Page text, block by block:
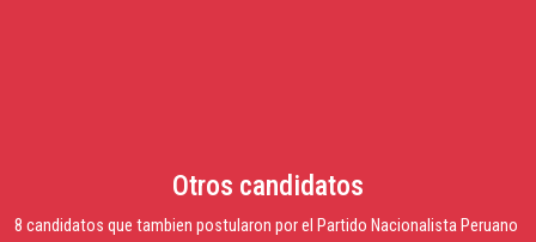
Otros candidatos
8 candidatos que tambien postularon por el Partido Nacionalista Peruano